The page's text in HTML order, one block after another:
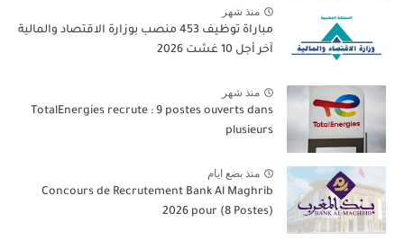
منذ شهر
مباراة توظيف 453 منصب بوزارة الاقتصاد والمالية
آخر أجل 10 غشت 2026
منذ شهر
TotalEnergies recrute : 9 postes ouverts dans
plusieurs
منذ بضع ايام
Concours de Recrutement Bank Al Maghrib
2026 pour (8 Postes)